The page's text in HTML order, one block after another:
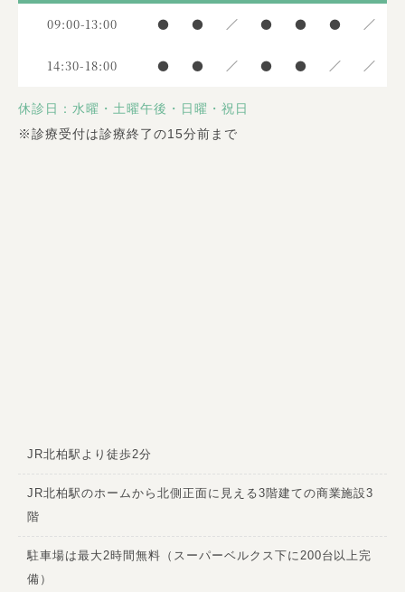
09:00-13:00 ● ● ／ ● ● ● ／
14:30-18:00 ● ● ／ ● ● ／ ／
休診日：水曜・土曜午後・日曜・祝日
※診療受付は診療終了の15分前まで
JR北柏駅より徒歩2分
JR北柏駅のホームから北側正面に見える3階建ての商業施設3
階
駐車場は最大2時間無料（スーパーベルクス下に200台以上完
備）